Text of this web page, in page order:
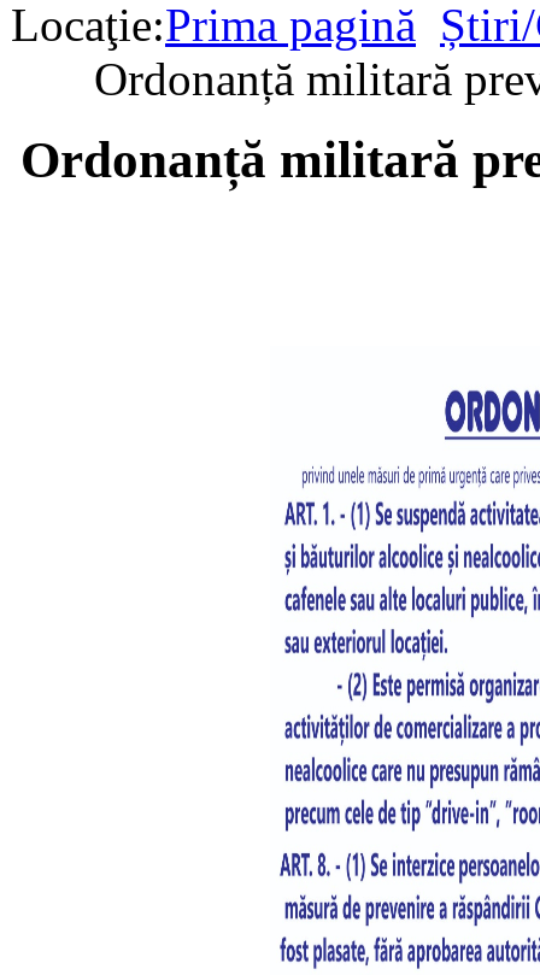
Locaţie:Prima pagină Știri/
Ordonanță militară
Ordonanță militară